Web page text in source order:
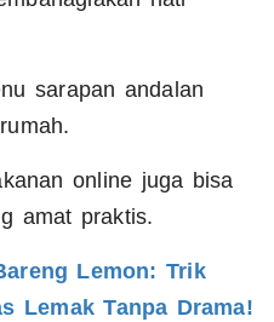
sarapan andalan
online juga bisa
amat praktis.
Lemon: Trik
Lemak Tanpa Drama!